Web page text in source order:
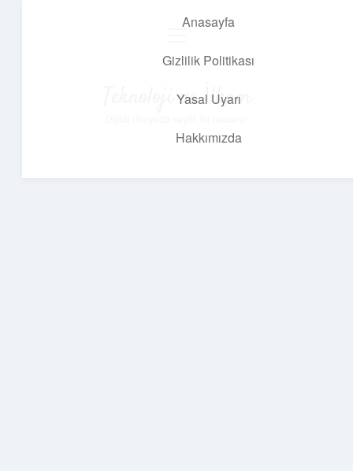
Anasayfa
Gizlilik Politikası
Yasal Uyarı
Hakkımızda
Teknoloji ve İlham